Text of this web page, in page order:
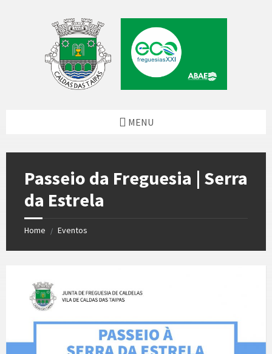
MENU
Passeio da Freguesia | Serra
da Estrela
Home / Eventos